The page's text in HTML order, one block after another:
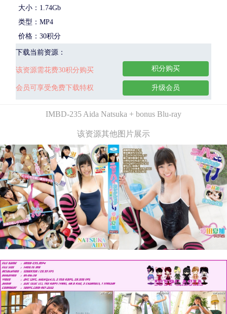
大小：1.74Gb
类型：MP4
价格：30积分
下载当前资源：
该资源需花费30积分购买
会员可享受免费下载特权
积分购买
升级会员
IMBD-235 Aida Natsuka + bonus Blu-ray
该资源其他图片展示